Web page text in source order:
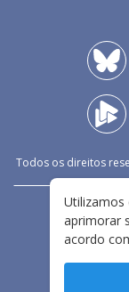
Todos os direitos
Utilizamos
aprimorar
acordo